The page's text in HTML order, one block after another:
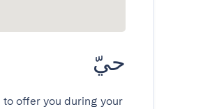
حيّ
offer you during your